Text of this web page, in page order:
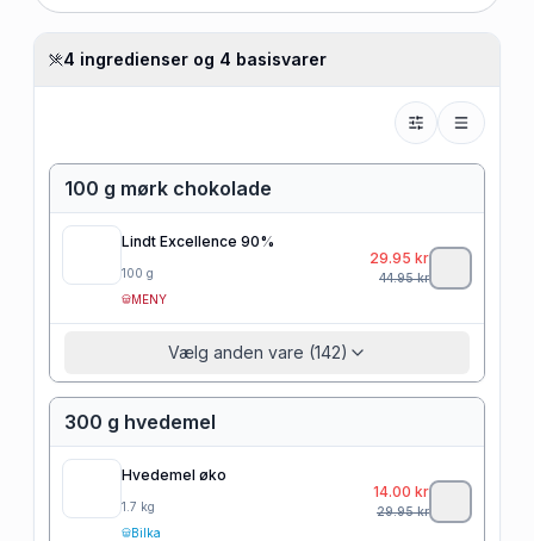
4 ingredienser og 4 basisvarer
100 g mørk chokolade
Lindt Excellence 90%
100 g
MENY
29.95 kr
44.95kr
Vælg anden vare (142)
300 g hvedemel
Hvedemel øko
1.7 kg
Bilka
14.00 kr
29.95kr